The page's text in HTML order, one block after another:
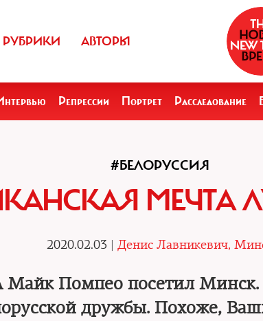
РУБРИКИ АВТОРЫ
Репрессии Портрет Расследование
#БЕЛОРУССИЯ
МЕЧТА
2020.02.03 | Денис Лавникевич,
Майк Помпео посетил
дружбы. Похоже,